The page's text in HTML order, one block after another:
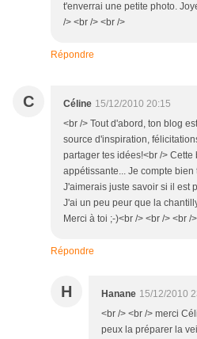
t'enverrai une petite photo.
/> <br /> <br />
Répondre
C Céline 15/12/2010 20:15
<br /> Tout d'abord, ton blog
source d'inspiration,
partager tes idées!<br /> Cette
appétissante... Je compte
J'aimerais juste savoir si il est
J'ai un peu peur que la
Merci à toi ;-)<br /> <br /> <br />
Répondre
H Hanane 15/12/2010
<br /> <br /> merci
peux la préparer la